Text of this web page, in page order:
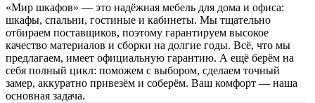
«Мир шкафов» — это надёжная мебель для дома и офиса:
шкафы, спальни, гостиные и кабинеты. Мы тщательно
отбираем поставщиков, поэтому гарантируем высокое
качество материалов и сборки на долгие годы. Всё, что мы
предлагаем, имеет официальную гарантию. А ещё берём на
себя полный цикл: поможем с выбором, сделаем точный
замер, аккуратно привезём и соберём. Ваш комфорт — наша
основная задача.